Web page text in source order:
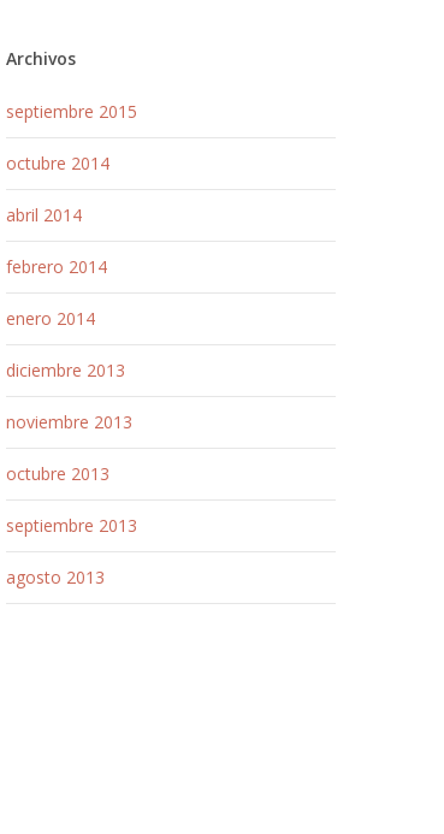
Archivos
septiembre 2015
octubre 2014
abril 2014
febrero 2014
enero 2014
diciembre 2013
noviembre 2013
octubre 2013
septiembre 2013
agosto 2013